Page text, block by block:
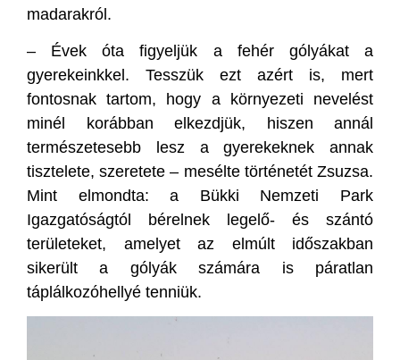
madarakról.
– Évek óta figyeljük a fehér gólyákat a
gyerekeinkkel. Tesszük ezt azért is, mert
fontosnak tartom, hogy a környezeti nevelést
minél korábban elkezdjük, hiszen annál
természetesebb lesz a gyerekeknek annak
tisztelete, szeretete – mesélte történetét Zsuzsa.
Mint elmondta: a Bükki Nemzeti Park
Igazgatóságtól bérelnek legelő- és szántó
területeket, amelyet az elmúlt időszakban
sikerült a gólyák számára is páratlan
táplálkozóhellyé tenniük.